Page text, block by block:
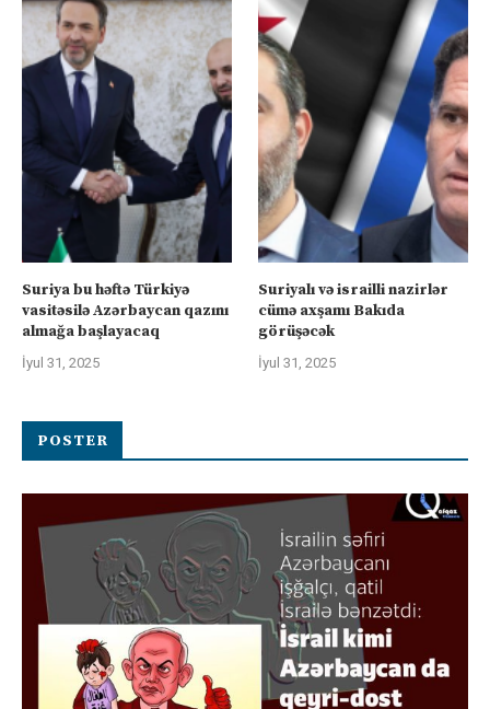
Suriya bu həftə Türkiyə
vasitəsilə Azərbaycan qazını
almağa başlayacaq
İyul 31, 2025
Suriyalı və israilli nazirlər
cümə axşamı Bakıda
görüşəcək
İyul 31, 2025
POSTER